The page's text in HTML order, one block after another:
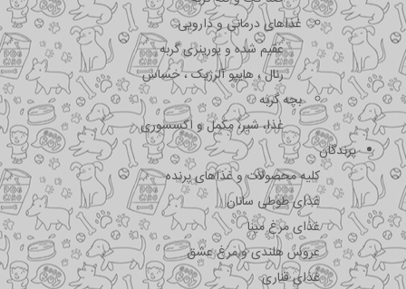
غذاهای درمانی و دارویی
عقیم شده و یورینری گربه
رنال ، هایپو آلرژیک ، حساس
بچه گربه
غذا، شیر، مکمل و اکسسوری
پرندگان
کلیه محصولات و غذاهای پرنده
غذای طوطی سانان
غذای مرغ مینا
عروس هلندی و مرغ عشق
غذای قناری